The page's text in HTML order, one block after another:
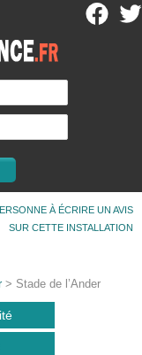
À ÉCRIRE UN AVIS
SUR CETTE INSTALLATION
> Stade de l’Ander